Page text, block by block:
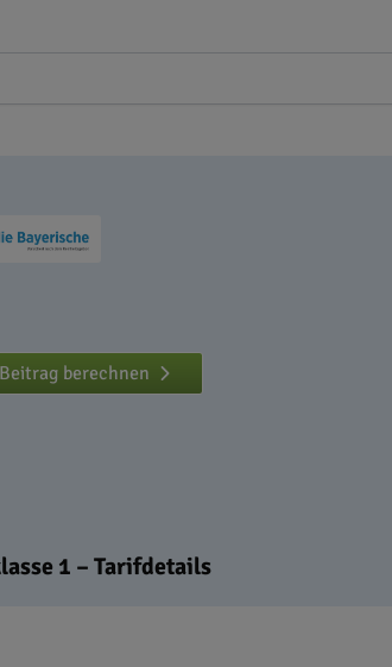
Beitrag berechnen
1 – Tarifdetails